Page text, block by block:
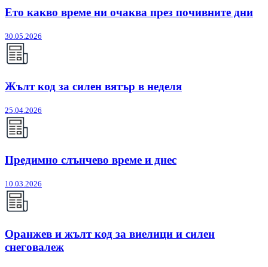
Ето какво време ни очаква през почивните дни
30.05.2026
Жълт код за силен вятър в неделя
25.04.2026
Предимно слънчево време и днес
10.03.2026
Оранжев и жълт код за виелици и силен
снеговалеж